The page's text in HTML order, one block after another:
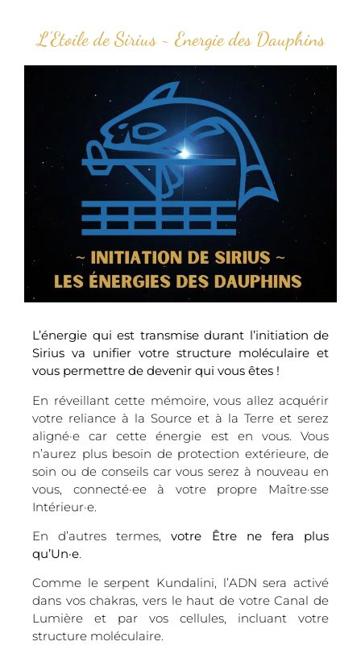
L'Etoile de Sirius ~ Energie des Dauphins
L’énergie qui est transmise durant l’initiation de
Sirius va unifier votre structure moléculaire et
vous permettre de devenir qui vous êtes !
En réveillant cette mémoire, vous allez acquérir
votre reliance à la Source et à la Terre et serez
aligné·e car cette énergie est en vous. Vous
n’aurez plus besoin de protection extérieure, de
soin ou de conseils car vous serez à nouveau en
vous, connecté·ee à votre propre Maître·sse
Intérieur·e.
En d’autres termes,votre Être ne fera plus
qu’Un·e.
Comme le serpent Kundalini, l’ADN sera activé
dans vos chakras, vers le haut de votre Canal de
Lumière et par vos cellules, incluant votre
structure moléculaire.